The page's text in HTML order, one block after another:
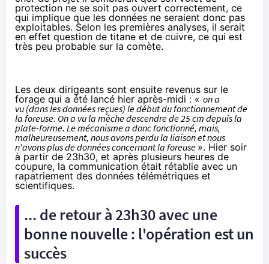
protection ne se soit pas ouvert correctement, ce
qui implique que les données ne seraient donc pas
exploitables. Selon les premières analyses, il serait
en effet question de titane et de cuivre, ce qui est
très peu probable sur la comète.
Les deux dirigeants sont ensuite revenus sur le
forage qui a été lancé hier après-midi : « on a
vu (dans les données reçues) le début du fonctionnement de
la foreuse. On a vu la mèche descendre de 25 cm depuis la
plate-forme. Le mécanisme a donc fonctionné, mais,
malheureusement, nous avons perdu la liaison et nous
n'avons plus de données concernant la foreuse ». Hier soir
à partir de 23h30, et après plusieurs heures de
coupure, la communication était rétablie avec un
rapatriement des données télémétriques et
scientifiques.
... de retour à 23h30 avec une
bonne nouvelle : l'opération est un
succès